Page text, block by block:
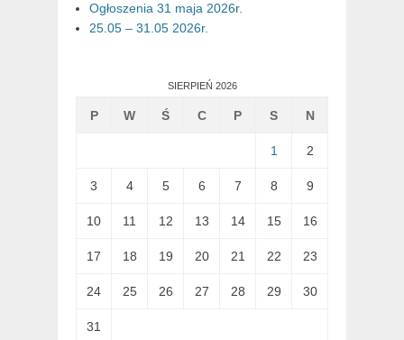
Ogłoszenia 31 maja 2026r.
25.05 – 31.05 2026r.
SIERPIEŃ 2026
P W Ś C P S N
1 2
3 4 5 6 7 8 9
10 11 12 13 14 15 16
17 18 19 20 21 22 23
24 25 26 27 28 29 30
31